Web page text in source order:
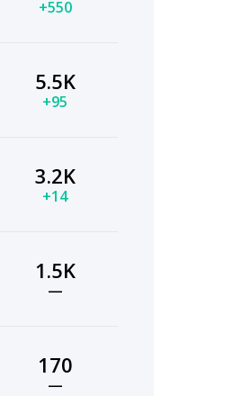
+550
5.5K
+95
3.2K
+14
1.5K
—
170
—